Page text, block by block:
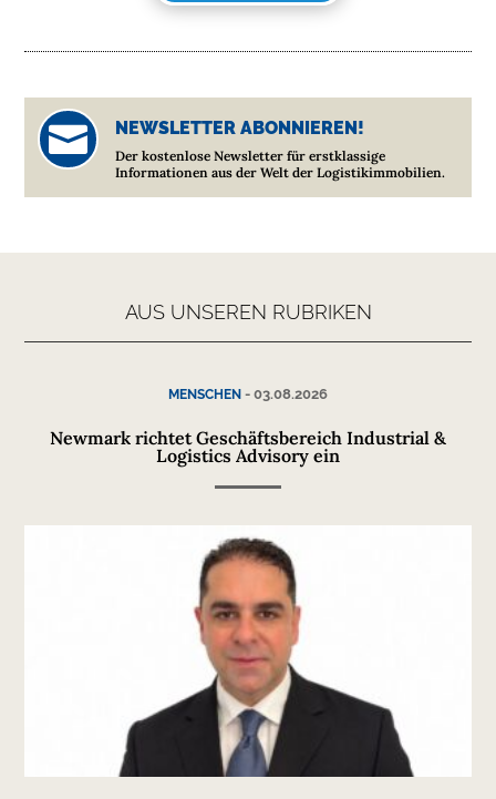
 NEWSLETTER ABONNIEREN!
Der kostenlose Newsletter für erstklassige
Informationen aus der Welt der Logistikimmobilien.
AUS UNSEREN RUBRIKEN
MENSCHEN - 03.08.2026
Newmark richtet Geschäftsbereich Industrial &
Logistics Advisory ein